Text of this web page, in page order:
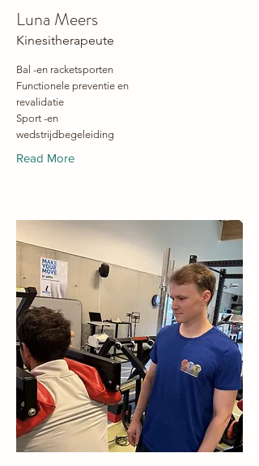
Luna Meers
Kinesitherapeute
Bal -en racketsporten
Functionele preventie en
revalidatie
Sport -en
wedstrijdbegeleiding
Read More